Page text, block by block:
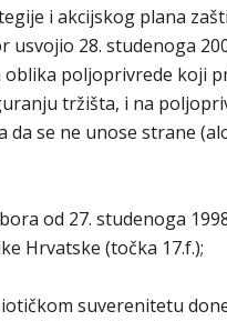
i akcijskog plana
28. studenoga
poljoprivrede koji
tržišta, i na
se ne unose strane
od 27. studenoga
Hrvatske (točka 17.f.);
suverenitetu